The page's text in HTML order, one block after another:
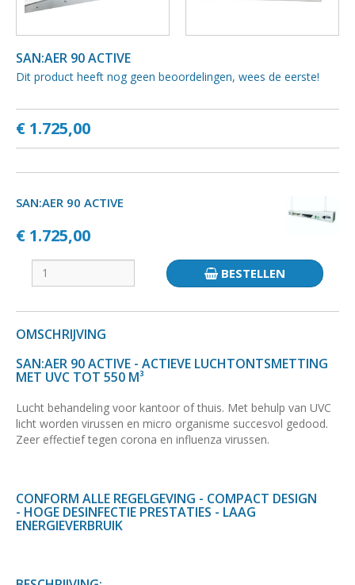
SAN:AER 90 ACTIVE
Dit product heeft nog geen beoordelingen, wees de eerste!
€ 1.725,00
SAN:AER 90 ACTIVE
€ 1.725,00
BESTELLEN
OMSCHRIJVING
SAN:AER 90 ACTIVE - ACTIEVE LUCHTONTSMETTING
MET UVC TOT 550 M³
Lucht behandeling voor kantoor of thuis. Met behulp van UVC
licht worden virussen en micro organisme succesvol gedood.
Zeer effectief tegen corona en influenza virussen.
CONFORM ALLE REGELGEVING - COMPACT DESIGN
- HOGE DESINFECTIE PRESTATIES - LAAG
ENERGIEVERBRUIK